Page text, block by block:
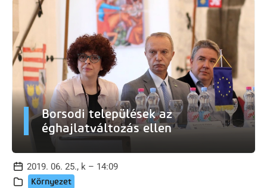
Borsodi települések az
éghajlatváltozás ellen
2019. 06. 25., k – 14:09
Környezet